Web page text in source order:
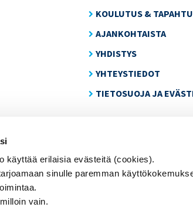
käyttää erilaisia evästeitä (cookies).
sinulle paremman
vain.
KOULUTUS &
AJANKOHTAISTA
YHDISTYS
YHTEYSTIEDOT
TIETOSUOJA JA